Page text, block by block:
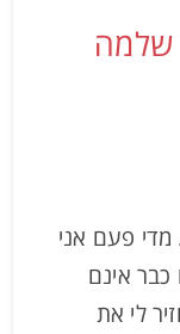
שלמה
מדי פעם אני
אינם
לי את